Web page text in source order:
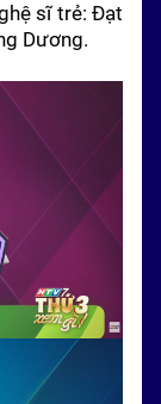
sĩ trẻ: Đạt
Dương.